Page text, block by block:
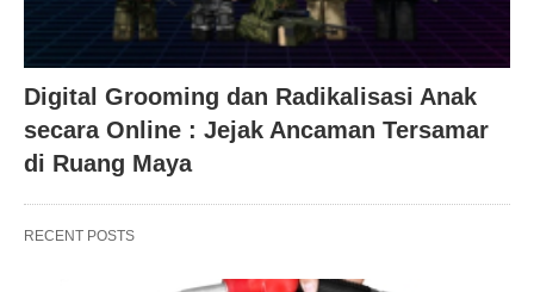
Digital Grooming dan Radikalisasi Anak
secara Online : Jejak Ancaman Tersamar
di Ruang Maya
RECENT POSTS